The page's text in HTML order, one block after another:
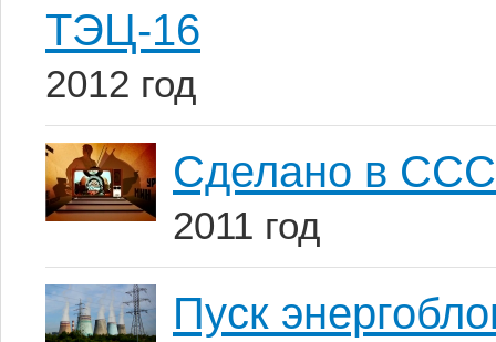
ТЭЦ-16
2012 год
Сделано в
2011 год
Пуск